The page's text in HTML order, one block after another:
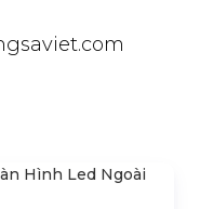
Hình Led Ngoài